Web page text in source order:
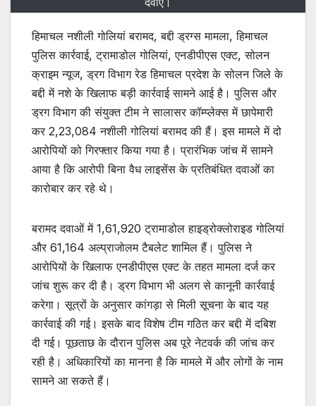
हिमाचल नशीली गोलियां बरामद, बद्दी ड्रग्स मामला, हिमाचल
पुलिस कार्रवाई, ट्रामाडोल गोलियां, एनडीपीएस एक्ट, सोलन
क्राइम न्यूज, ड्रग विभाग रेड हिमाचल प्रदेश के सोलन जिले के
बद्दी में नशे के खिलाफ बड़ी कार्रवाई सामने आई है। पुलिस और
ड्रग विभाग की संयुक्त टीम ने सालासर कॉम्प्लेक्स में छापेमारी
कर 2,23,084 नशीली गोलियां बरामद की हैं। इस मामले में दो
आरोपियों को गिरफ्तार किया गया है। प्रारंभिक जांच में सामने
आया है कि आरोपी बिना वैध लाइसेंस के प्रतिबंधित दवाओं का
कारोबार कर रहे थे।
बरामद दवाओं में 1,61,920 ट्रामाडोल हाइड्रोक्लोराइड गोलियां
और 61,164 अल्प्राजोलम टैबलेट शामिल हैं। पुलिस ने
आरोपियों के खिलाफ एनडीपीएस एक्ट के तहत मामला दर्ज कर
जांच शुरू कर दी है। ड्रग विभाग भी अलग से कानूनी कार्रवाई
करेगा। सूत्रों के अनुसार कांगड़ा से मिली सूचना के बाद यह
कार्रवाई की गई। इसके बाद विशेष टीम गठित कर बद्दी में दबिश
दी गई। पूछताछ के दौरान पुलिस अब पूरे नेटवर्क की जांच कर
रही है। अधिकारियों का मानना है कि मामले में और लोगों के नाम
सामने आ सकते हैं।